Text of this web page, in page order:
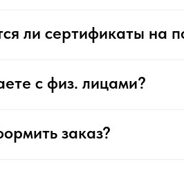
ли сертификаты на
с физ. лицами?
заказ?